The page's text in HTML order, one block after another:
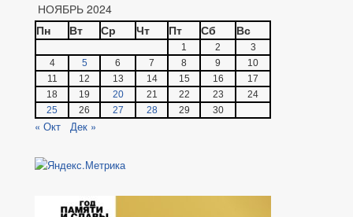
НОЯБРЬ 2024
Пн
Вт Ср Чт Пт Сб Вс
1 2
3
4
5 6 7 8 9
10
11
12 13 14 15 16
17
18
19 20 21 22 23
24
25
26 27 28 29 30
« Окт Дек »